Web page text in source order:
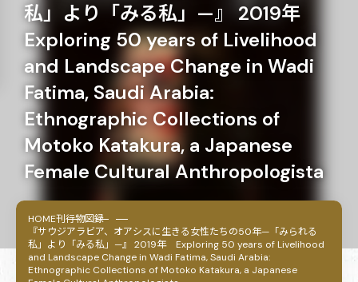
私」より「みる私」—』 2019年
Exploring 50 years of Livelihood
and Landscape Change in Wadi
Fatima, Saudi Arabia:
Ethnographic Collections of
Motoko Katakura, a Japanese
Female Cultural Anthropologista
HOME刊行物図録
『サウジアラビア、オアシスに生きる女性たちの50年—「みられる
私」より「みる私」—』 2019年 Exploring 50 years of Livelihood
and Landscape Change in Wadi Fatima, Saudi Arabia:
Ethnographic Collections of Motoko Katakura, a Japanese